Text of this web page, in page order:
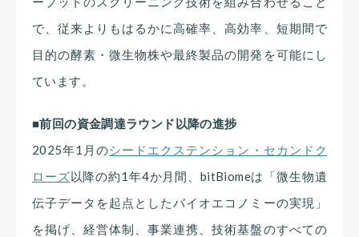
で、従来よりもはるかに高確率、高効率、短期間で
目的の酵素・微生物株や最終製品の開発を可能にし
ています。
■前回の資金調達ラウンド以降の進捗
2025年1月のシードエクステンション・セカンドク
ローズ以降の約1年4か月間、bitBiomeは「微生物遺
伝子データを起点としたバイオエコノミーの実現」
を掲げ、経営体制、事業連携、技術基盤のすべての